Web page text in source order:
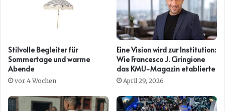
Stilvolle Begleiter für
Sommertage und warme
Abende
vor 4 Wochen
Eine Vision wird zur Institution:
Wie Francesco J. Ciringione
das KMU-Magazin etablierte
April 29, 2026